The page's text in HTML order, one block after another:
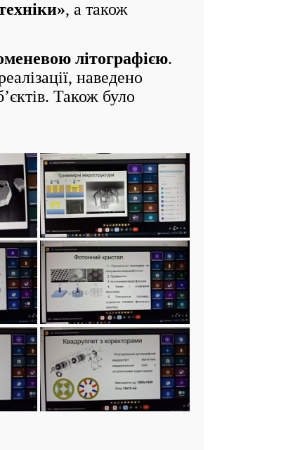
, а також
літографією.
наведено
Також було